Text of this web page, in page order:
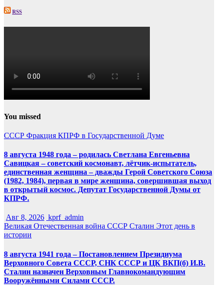
RSS
You missed
СССР Фракция КПРФ в Государственной Думе
8 августа 1948 года – родилась Светлана Евгеньевна
Савицкая – советский космонавт, лётчик-испытатель,
единственная женщина – дважды Герой Советского Союза
(1982, 1984), первая в мире женщина, совершившая выход
в открытый космос. Депутат Государственной Думы от
КПРФ.
Авг 8, 2026 kprf_admin
Великая Отечественная война СССР Сталин Этот день в
истории
8 августа 1941 года – Постановлением Президиума
Верховного Совета СССР, СНК СССР и ЦК ВКП(б) И.В.
Сталин назначен Верховным Главнокомандующим
Вооружёнными Силами СССР.